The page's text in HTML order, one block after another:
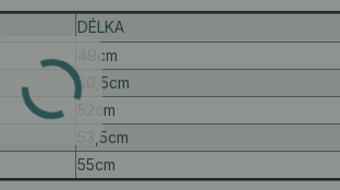
DÉLKA
49cm
50,5cm
52cm
53,5cm
55cm